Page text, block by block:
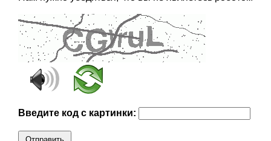
Введите код с картинки: